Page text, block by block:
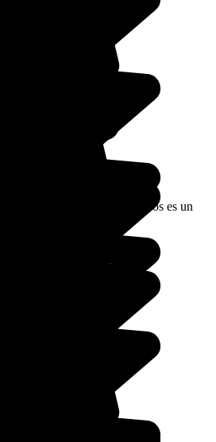
volcán y un bonito río, Baños es un
Andes y la Amazonía.